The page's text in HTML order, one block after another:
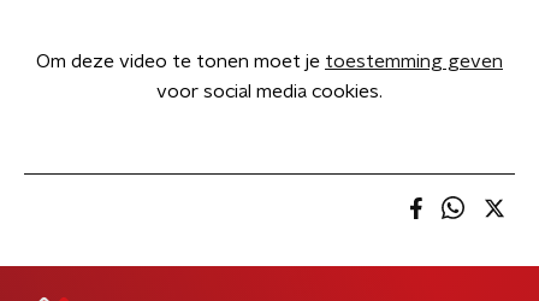
Om deze video te tonen moet je toestemming geven
voor social media cookies.